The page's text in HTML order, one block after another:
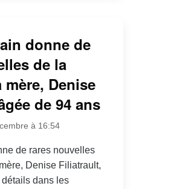
donne de
de la
Denise
de 94 ans
à 16:54
de rares nouvelles
Denise Filiatrault,
dans les